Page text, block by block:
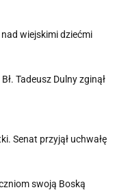
wiejskimi dziećmi
Tadeusz Dulny zginął
Senat przyjął uchwałę
swoją Boską